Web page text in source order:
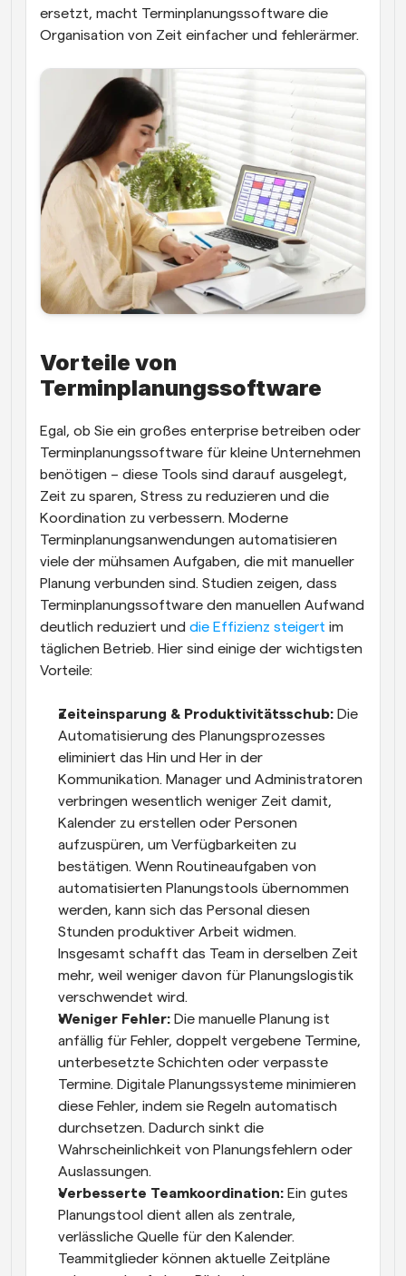
ersetzt, macht Terminplanungssoftware die
Organisation von Zeit einfacher und fehlerärmer.
Vorteile von
Terminplanungssoftware
Egal, ob Sie ein großes enterprise betreiben oder
Terminplanungssoftware für kleine Unternehmen
benötigen – diese Tools sind darauf ausgelegt,
Zeit zu sparen, Stress zu reduzieren und die
Koordination zu verbessern. Moderne
Terminplanungsanwendungen automatisieren
viele der mühsamen Aufgaben, die mit manueller
Planung verbunden sind. Studien zeigen, dass
Terminplanungssoftware den manuellen Aufwand
deutlich reduziert und die Effizienz steigert im
täglichen Betrieb. Hier sind einige der wichtigsten
Vorteile:
Zeiteinsparung & Produktivitätsschub: Die
Automatisierung des Planungsprozesses
eliminiert das Hin und Her in der
Kommunikation. Manager und Administratoren
verbringen wesentlich weniger Zeit damit,
Kalender zu erstellen oder Personen
aufzuspüren, um Verfügbarkeiten zu
bestätigen. Wenn Routineaufgaben von
automatisierten Planungstools übernommen
werden, kann sich das Personal diesen
Stunden produktiver Arbeit widmen.
Insgesamt schafft das Team in derselben Zeit
mehr, weil weniger davon für Planungslogistik
verschwendet wird.
Weniger Fehler: Die manuelle Planung ist
anfällig für Fehler, doppelt vergebene Termine,
unterbesetzte Schichten oder verpasste
Termine. Digitale Planungssysteme minimieren
diese Fehler, indem sie Regeln automatisch
durchsetzen. Dadurch sinkt die
Wahrscheinlichkeit von Planungsfehlern oder
Auslassungen.
Verbesserte Teamkoordination: Ein gutes
Planungstool dient allen als zentrale,
verlässliche Quelle für den Kalender.
Teammitglieder können aktuelle Zeitpläne